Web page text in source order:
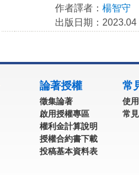
作者譯者： 楊智守
出版日期：2023.04
論著授權
徵集論著
啟用授權專區
權利金計算說明
授權合約書下載
投稿基本資料表
常
使
常